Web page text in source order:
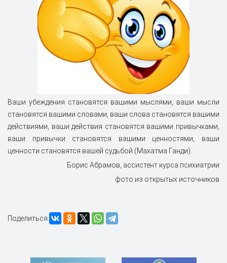
Ваши убеждения становятся вашими мыслями, ваши мысли
становятся вашими словами, ваши слова становятся вашими
действиями, ваши действия становятся вашими привычками,
ваши привычки становятся вашими ценностями, ваши
ценности становятся вашей судьбой (Махатма Ганди).
Борис Абрамов, ассистент курса психиатрии
фото из открытых источников
Поделиться